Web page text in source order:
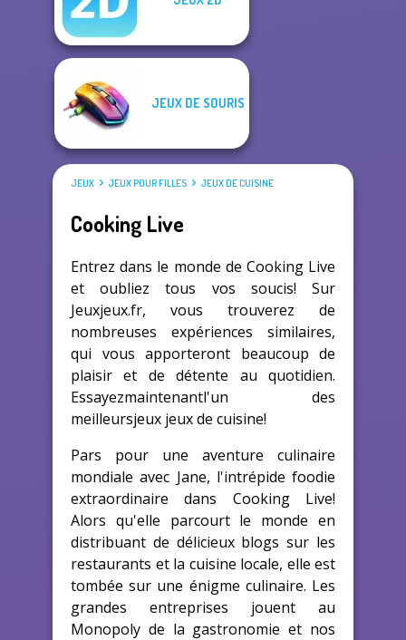
JEUX DE SOURIS
JEUX JEUX POUR FILLES JEUX DE CUISINE
Cooking Live
Entrez dans le monde de Cooking Live
et oubliez tous vos soucis! Sur
Jeuxjeux.fr, vous trouverez de
nombreuses expériences similaires,
qui vous apporteront beaucoup de
plaisir et de détente au quotidien.
Essayezmaintenantl'un des
meilleursjeux jeux de cuisine!
Pars pour une aventure culinaire
mondiale avec Jane, l'intrépide foodie
extraordinaire dans Cooking Live!
Alors qu'elle parcourt le monde en
distribuant de délicieux blogs sur les
restaurants et la cuisine locale, elle est
tombée sur une énigme culinaire. Les
grandes entreprises jouent au
Monopoly de la gastronomie et nos